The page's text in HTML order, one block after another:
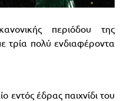
περιόδου της
τρία πολύ ενδιαφέροντα
εντός έδρας παιχνίδι του